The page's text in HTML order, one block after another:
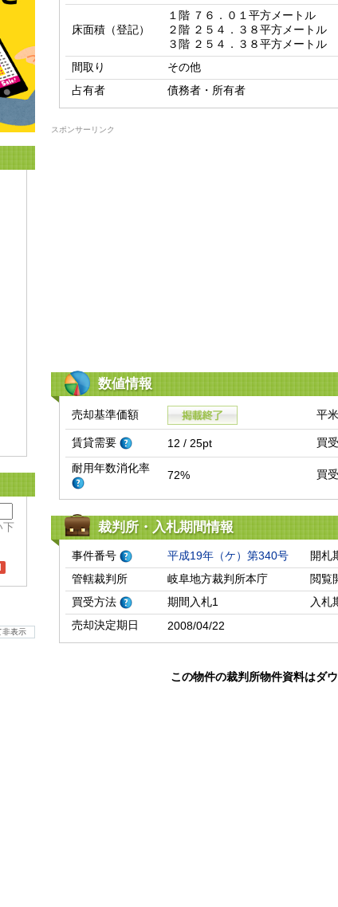
下
非表示
床面積（登記）
１階 ７６．０１平方メートル
２階 ２５４．３８平方メートル
３階 ２５４．３８平方メートル
間取り その他
占有者
債務者・所有者
スポンサーリンク
数値情報
売却基準価額 平
賃貸需要 12 / 25pt
買
耐用年数消化率
72% 買
裁判所・入札期間情報
事件番号 平成19年（ケ）第340号 開札
管轄裁判所
岐阜地方裁判所本庁 閲覧
買受方法
期間入札1 入札
売却決定期日
2008/04/22
この物件の裁判所物件資料はダ